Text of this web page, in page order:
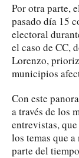
Por otra parte,
pasado día 15
electoral
el caso de CC,
Lorenzo,
municipios
Con este
a través de los
entrevistas,
los temas que
parte del